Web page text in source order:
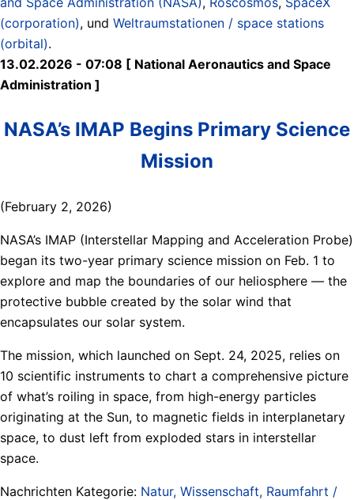
(corporation), und Weltraumstationen / space stations
(orbital).
13.02.2026 - 07:08 [ National Aeronautics and Space
Administration ]
NASA’s IMAP Begins Primary Science
Mission
(February 2, 2026)
NASA’s IMAP (Interstellar Mapping and Acceleration Probe)
began its two-year primary science mission on Feb. 1 to
explore and map the boundaries of our heliosphere — the
protective bubble created by the solar wind that
encapsulates our solar system.
The mission, which launched on Sept. 24, 2025, relies on
10 scientific instruments to chart a comprehensive picture
of what’s roiling in space, from high-energy particles
originating at the Sun, to magnetic fields in interplanetary
space, to dust left from exploded stars in interstellar
space.
Nachrichten Kategorie: Natur, Wissenschaft, Raumfahrt /